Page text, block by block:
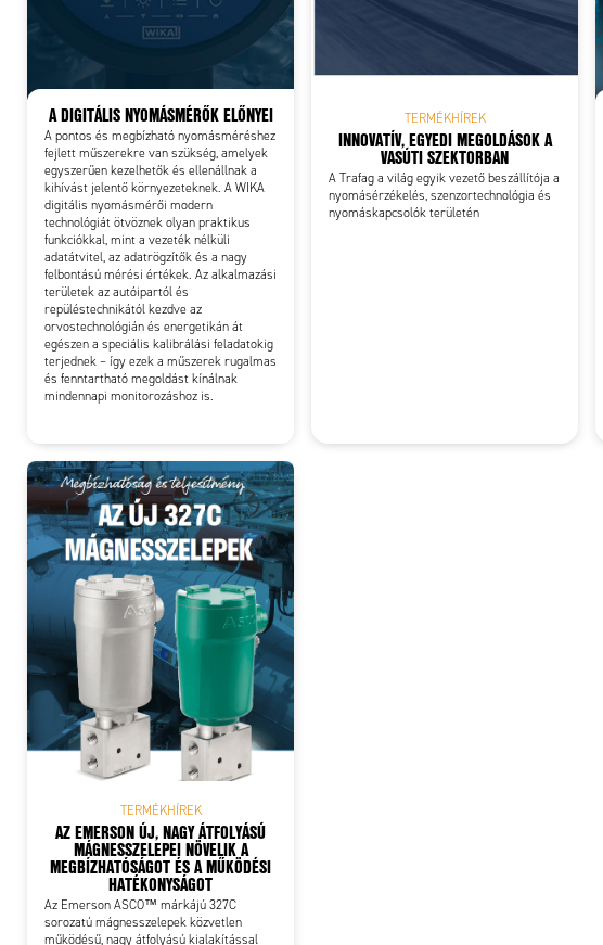
Add to existing cart row
A DIGITÁLIS NYOMÁSMÉRŐK ELŐNYEI
A pontos és megbízható nyomásméréshez
fejlett műszerekre van szükség, amelyek
egyszerűen kezelhetők és ellenállnak a
kihívást jelentő környezeteknek. A WIKA
digitális nyomásmérői modern
technológiát ötvöznek olyan praktikus
funkciókkal, mint a vezeték nélküli
adatátvitel, az adatrögzítők és a nagy
felbontású mérési értékek. Az alkalmazási
területek az autóipartól és
repüléstechnikától kezdve az
orvostechnológián és energetikán át
egészen a speciális kalibrálási feladatokig
terjednek – így ezek a műszerek rugalmas
és fenntartható megoldást kínálnak
mindennapi monitorozáshoz is.
TERMÉKHÍREK
INNOVATÍV, EGYEDI MEGOLDÁSOK A
VASÚTI SZEKTORBAN
A Trafag a világ egyik vezető beszállítója a
nyomásérzékelés, szenzortechnológia és
nyomáskapcsolók területén
TERMÉKHÍREK
AZ EMERSON ÚJ, NAGY ÁTFOLYÁSÚ
MÁGNESSZELEPEI NÖVELIK A
MEGBÍZHATÓSÁGOT ÉS A MŰKÖDÉSI
HATÉKONYSÁGOT
Az Emerson ASCO™ márkájú 327C
sorozatú mágnesszelepek közvetlen
működésű, nagy átfolyású kialakítással